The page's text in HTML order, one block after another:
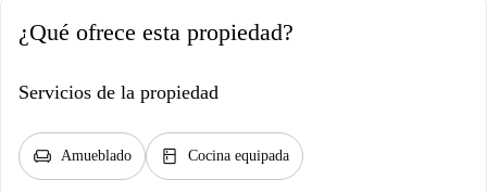
¿Qué ofrece esta propiedad?
Servicios de la propiedad
chair Amueblado kitchen Cocina equipada